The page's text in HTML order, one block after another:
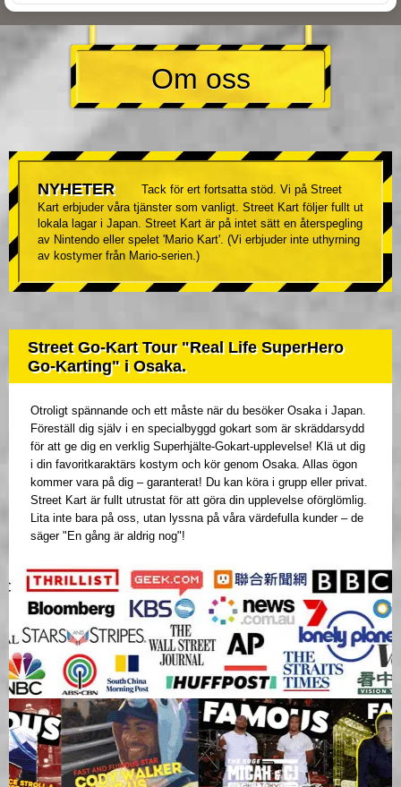
Om oss
NYHETER
Tack för ert fortsatta stöd. Vi på Street
Kart erbjuder våra tjänster som vanligt. Street Kart följer fullt ut
lokala lagar i Japan. Street Kart är på intet sätt en återspegling
av Nintendo eller spelet 'Mario Kart'. (Vi erbjuder inte uthyrning
av kostymer från Mario-serien.)
Street Go-Kart Tour "Real Life SuperHero
Go-Karting" i Osaka.
Otroligt spännande och ett måste när du besöker Osaka i Japan.
Föreställ dig själv i en specialbyggd gokart som är skräddarsydd
för att ge dig en verklig Superhjälte-Gokart-upplevelse! Klä ut dig
i din favoritkaraktärs kostym och kör genom Osaka. Allas ögon
kommer vara på dig – garanterat! Du kan köra i grupp eller privat.
Street Kart är fullt utrustat för att göra din upplevelse oförglömlig.
Lita inte bara på oss, utan lyssna på våra värdefulla kunder – de
säger "En gång är aldrig nog"!